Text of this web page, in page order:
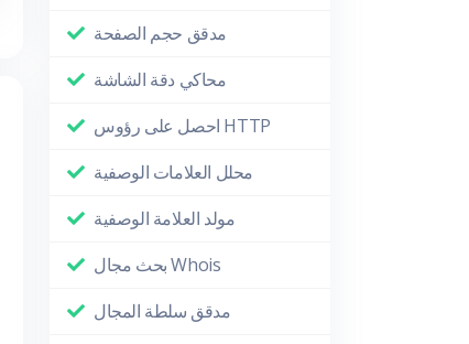
مدقق حجم الصفحة
محاكي دقة الشاشة
احصل على رؤوس HTTP
محلل العلامات الوصفية
مولد العلامة الوصفية
بحث مجال Whois
مدقق سلطة المجال